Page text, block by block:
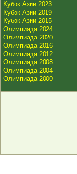
Кубок Азии 2023
Кубок Азии 2019
Кубок Азии 2015
Олимпиада 2024
Олимпиада 2020
Олимпиада 2016
Олимпиада 2012
Олимпиада 2008
Олимпиада 2004
Олимпиада 2000